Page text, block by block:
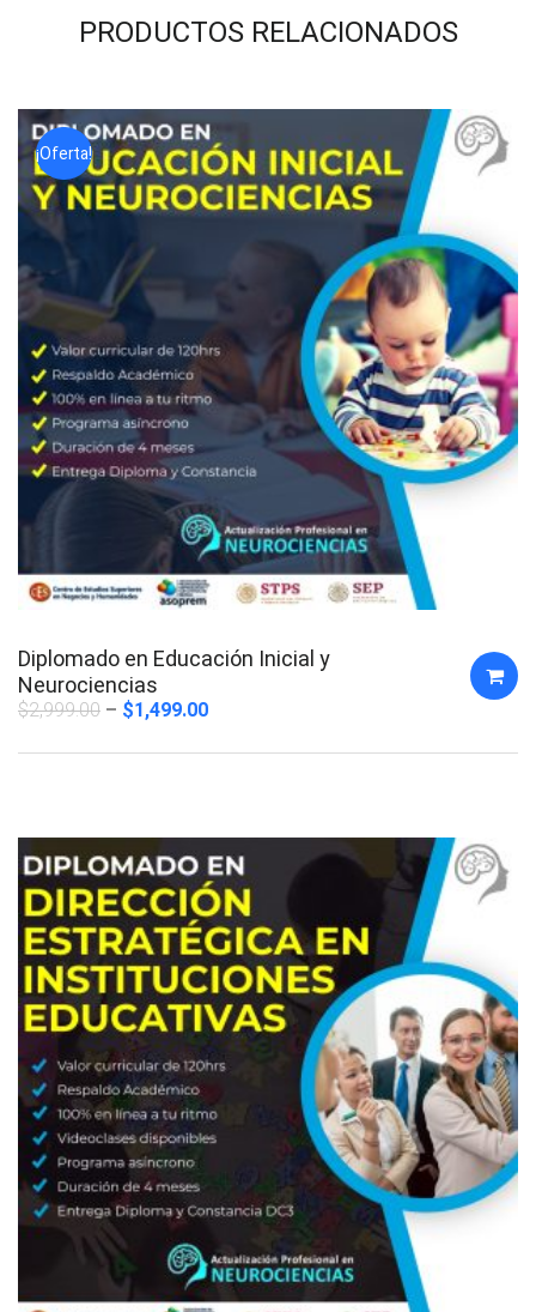
PRODUCTOS RELACIONADOS
¡Oferta!
Diplomado en Educación Inicial y
Neurociencias
$2,999.00 $1,499.00